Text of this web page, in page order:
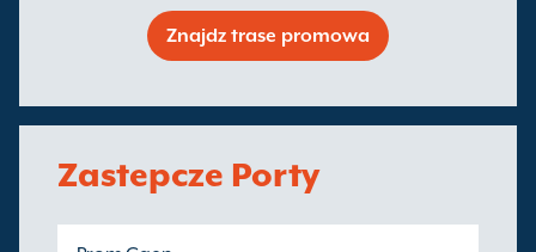
Znajdz trase promowa
Zastepcze Porty